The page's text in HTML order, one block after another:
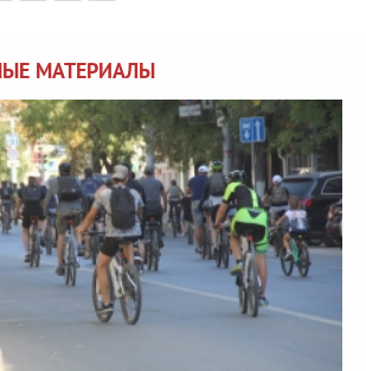
МАТЕРИАЛЫ